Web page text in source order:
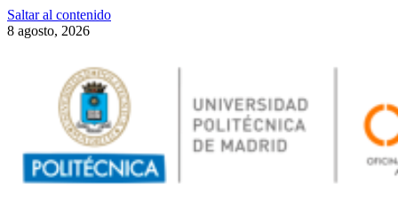
Saltar al contenido
8 agosto, 2026